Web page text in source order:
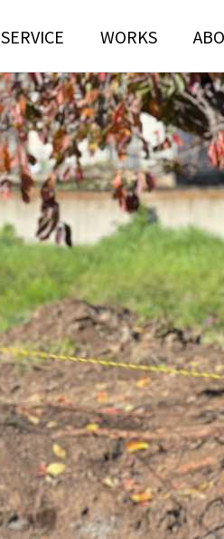
SERVICE WORKS
TREE RISK
ASSESSMENT
ツリーリスクアセスメント部
ツリーリスクアセスメント部
樹木診断
土壌調査
ケミカルコントロール